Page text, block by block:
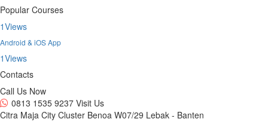
Popular Courses
1Views
Android & iOS App
1Views
Contacts
Call Us Now
0813 1535 9237 Visit Us
Citra Maja City Cluster Benoa W07/29 Lebak - Banten